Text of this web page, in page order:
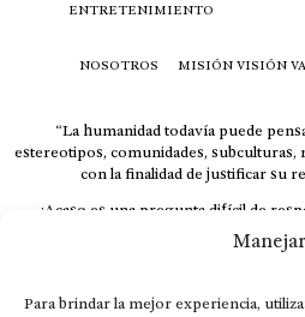
Manejar
Para brindar la mejor experiencia,
ENTRETENIMIENTO
NOSOTROS MISIÓN VISIÓN
“La humanidad todavía puede
estereotipos, comunidades,
con la finalidad de justificar su
¿Acaso es una pregunta difícil de
respuesta al instante, otorgando al
velocidad suficiente para responder
El concepto de familia no está limitado